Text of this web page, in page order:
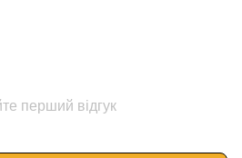
перший відгук